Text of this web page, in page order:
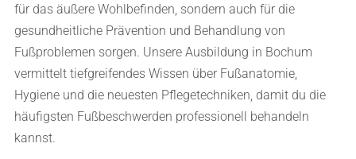
für das äußere Wohlbefinden, sondern auch für die
gesundheitliche Prävention und Behandlung von
Fußproblemen sorgen. Unsere Ausbildung in Bochum
vermittelt tiefgreifendes Wissen über Fußanatomie,
Hygiene und die neuesten Pflegetechniken, damit du die
häufigsten Fußbeschwerden professionell behandeln
kannst.